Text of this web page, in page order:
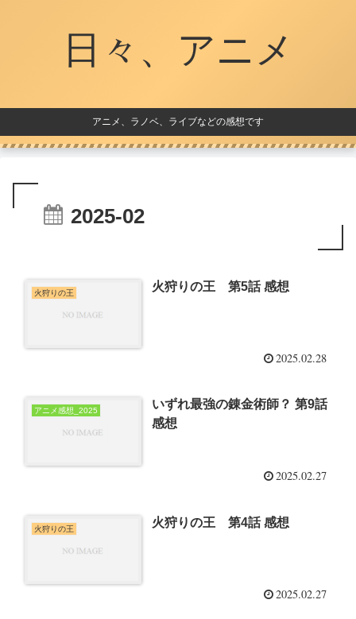
日々、アニメ
アニメ、ラノベ、ライブなどの感想です
2025-02
火狩りの王 火狩りの王 第5話 感想
2025.02.28
アニメ感想_2025
いずれ最強の錬金術師？ 第9話
感想
2025.02.27
火狩りの王 火狩りの王 第4話 感想
2025.02.27